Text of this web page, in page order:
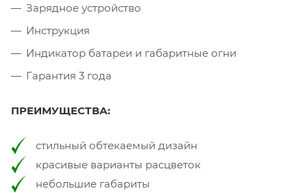
Зарядное устройство
Инструкция
Индикатор батареи и габаритные огни
Гарантия 3 года
ПРЕИМУЩЕСТВА:
стильный обтекаемый дизайн
красивые варианты расцветок
небольшие габариты